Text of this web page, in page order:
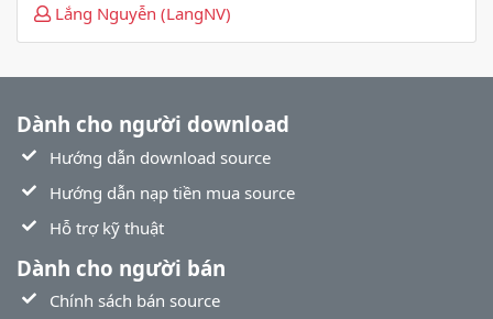
Lắng Nguyễn (LangNV)
Dành cho người download
Hướng dẫn download source
Hướng dẫn nạp tiền mua source
Hỗ trợ kỹ thuật
Dành cho người bán
Chính sách bán source